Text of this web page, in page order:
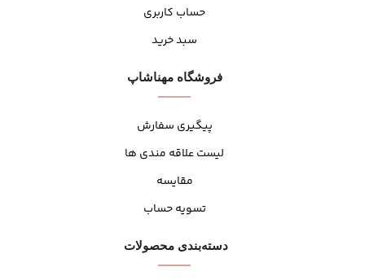
حساب کاربری
سبد خرید
فروشگاه مهنا‌شاپ
پیگیری سفارش
لیست علاقه مندی ها
مقایسه
تسویه حساب
دسته‌بندی محصولات